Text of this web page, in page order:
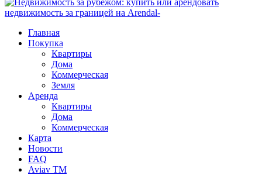
Главная
Покупка
Квартиры
Дома
Коммерческая
Земля
Аренда
Квартиры
Дома
Коммерческая
Карта
Новости
FAQ
Aviav TM